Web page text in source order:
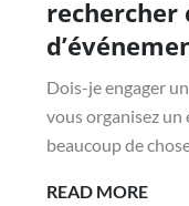
rechercher
Dois-je engager
vous organisez un
beaucoup de
READ MORELES